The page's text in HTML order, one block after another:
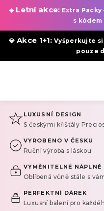
☀️ Letní akce: Extra Packy
s kódem
💎Akce 1+1: Vyšperkujte
pouze
PastelMint&
♡
Zbrusu nové pastelové
LUXUSNÍ DESIGN
S českými křišťály
VYROBENO V ČESKU
Ruční výroba s láskou
VYMĚNITELNÉ NÁPLNĚ
Oblíbená vůně stále s
PERFEKTNÍ DÁREK
Luxusní balení pro